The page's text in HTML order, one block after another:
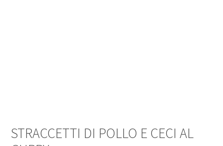
STRACCETTI DI POLLO E CECI AL